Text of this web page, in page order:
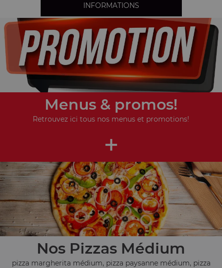
INFORMATIONS
Menus & promos!
Retrouvez ici tous nos menus et promotions!
+
Nos Pizzas Médium
pizza margherita médium, pizza paysanne médium, pizza